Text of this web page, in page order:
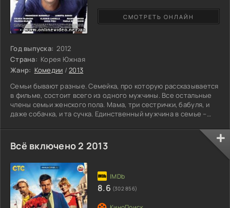
Год выпуска: 2012
Страна: Корея Южная
Жанр: Комедии /2013
Семьи бывают разные. Семейка, про которую рассказывается
в фильме, состоит всего из одного мужчины. Все остальные
члены семьи женского пола. Мама, три сестрички, бабуля, и
даже собачка, и та сучка. Единственный мужчина в семье –
совсем маленькими. Он не выдержал этого «курятника».
Перед своим уходом отец сказал своему сыну: « оставляю
тебе эту головную боль»! Через годы сын понял, что он имел
СМОТРЕТЬ ОНЛАЙН
Всё включено 2 2013
8.6 (302 856)